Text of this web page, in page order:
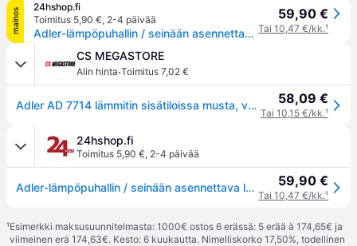
mainos
24hshop.fi
Toimitus 5,90 €, 2-4 päivää
Adler-lämpöpuhallin / seinään asennettava lämmitin 2000 W / sähkölämmitin kaukosäätimellä ja ajastimella
59,90 €
Tai 10,47 €/kk.¹
CS MEGASTORE
Alin hinta·Toimitus 7,02 €
Adler AD 7714 lämmitin sisätiloissa musta, valkoinen 2200 W Tuuletin ja sähköinen tilalämmitin 58,09 €
Tai 10,15 €/kk.¹
24hshop.fi
Toimitus 5,90 €, 2-4 päivää
Adler-lämpöpuhallin / seinään asennettava lämmitin 2000 W / sähkölämmitin kaukosäätimellä ja ajastimella 59,90 €
Tai 10,47 €/kk.¹
¹Esimerkki maksusuunnitelmasta: 1000€ ostos 6 erässä: 5 erää à 174,65€ ja
viimeinen erä 174,63€. Kesto: 6 kuukautta. Nimelliskorko 17,50%, todellinen